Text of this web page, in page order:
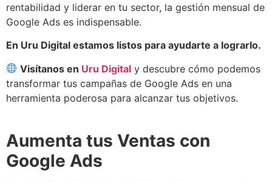
rentabilidad y liderar en tu sector, la gestión mensual de
Google Ads es indispensable.
En Uru Digital estamos listos para ayudarte a lograrlo.
Visítanos en Uru Digital y descubre cómo podemos
transformar tus campañas de Google Ads en una
herramienta poderosa para alcanzar tus objetivos.
Aumenta tus Ventas con
Google Ads